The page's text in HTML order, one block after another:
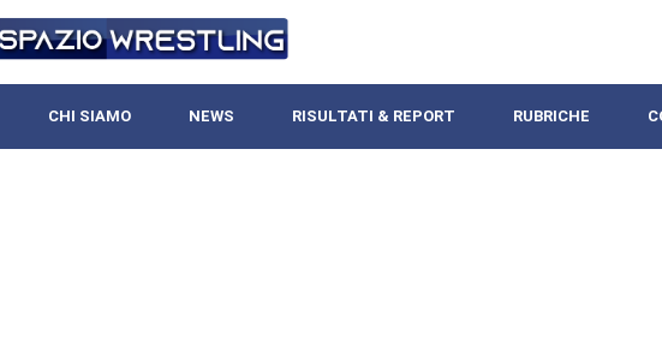
CHI SIAMO NEWS RISULTATI & REPORT RUBRICHE